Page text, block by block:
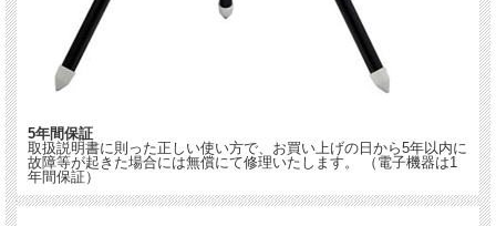
5年間保証
取扱説明書に則った正しい使い方で、お買い上げの日から5年以内に
故障等が起きた場合には無償にて修理いたします。 （電子機器は1
年間保証）